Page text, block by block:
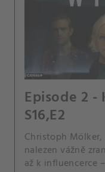
Episode 2
S16,E2
Christoph
nalezen vážně
až k influencerce